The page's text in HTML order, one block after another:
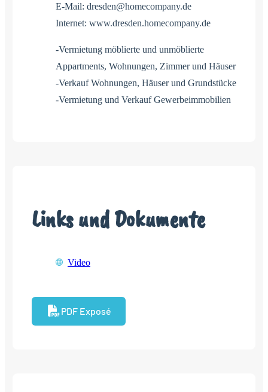
E-Mail: dresden@homecompany.de
Internet: www.dresden.homecompany.de
-Vermietung möblierte und unmöblierte
Appartments, Wohnungen, Zimmer und Häuser
-Verkauf Wohnungen, Häuser und Grundstücke
-Vermietung und Verkauf Gewerbeimmobilien
Links und Dokumente
Video
PDF Exposé